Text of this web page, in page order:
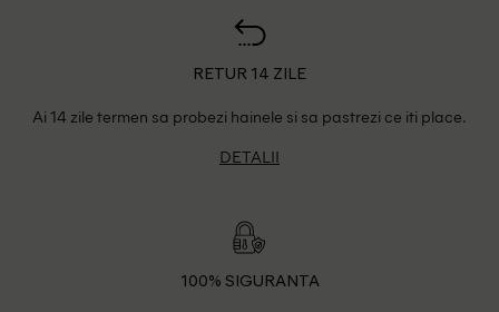
RETUR 14 ZILE
Ai 14 zile termen sa probezi hainele si sa pastrezi ce iti place.
DETALII
100% SIGURANTA